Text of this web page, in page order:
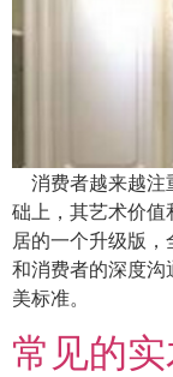
消费者越来越注
础上，其艺术价值
居的一个升级版
和消费者的深度沟
美标准。
常见的